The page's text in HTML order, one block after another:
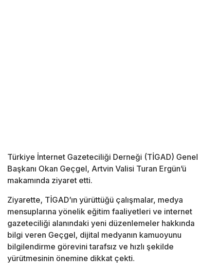
Türkiye İnternet Gazeteciliği Derneği (TİGAD) Genel
Başkanı Okan Geçgel, Artvin Valisi Turan Ergün’ü
makamında ziyaret etti.
Ziyarette, TİGAD’ın yürüttüğü çalışmalar, medya
mensuplarına yönelik eğitim faaliyetleri ve internet
gazeteciliği alanındaki yeni düzenlemeler hakkında
bilgi veren Geçgel, dijital medyanın kamuoyunu
bilgilendirme görevini tarafsız ve hızlı şekilde
yürütmesinin önemine dikkat çekti.